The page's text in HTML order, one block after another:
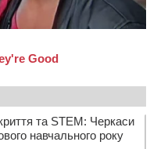
та STEM: Черкаси
навчального року